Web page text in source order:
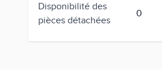
Disponibilité des
pièces détachées
0